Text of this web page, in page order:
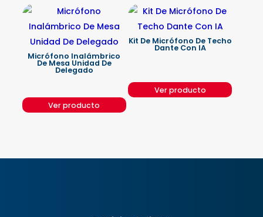
Micrófono Inalámbrico
De Mesa Unidad De
Delegado
Ver producto
Kit De Micrófono De Techo
Dante Con IA
Ver producto